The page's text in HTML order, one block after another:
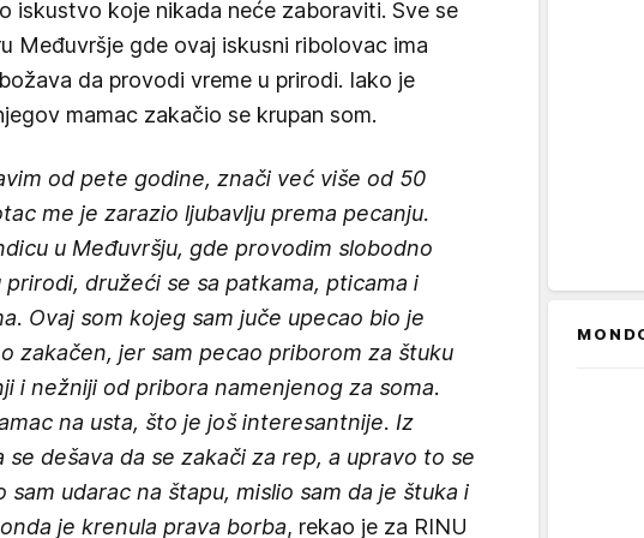
iskustvo koje nikada neće zaboraviti. Sve se
Međuvršje gde ovaj iskusni ribolovac ima
da provodi vreme u prirodi. Iako je
mamac zakačio se krupan som.
od pete godine, znači već više od 50
me je zarazio ljubavlju prema pecanju.
u Međuvršju, gde provodim slobodno
prirodi, družeći se sa patkama, pticama i
Ovaj som kojeg sam juče upecao bio je
zakačen, jer sam pecao priborom za štuku
i nežniji od pribora namenjenog za soma.
na usta, što je još interesantnije. Iz
se dešava da se zakači za rep, a upravo to se
sam udarac na štapu, mislio sam da je štuka i
je krenula prava borba, rekao je za RINU